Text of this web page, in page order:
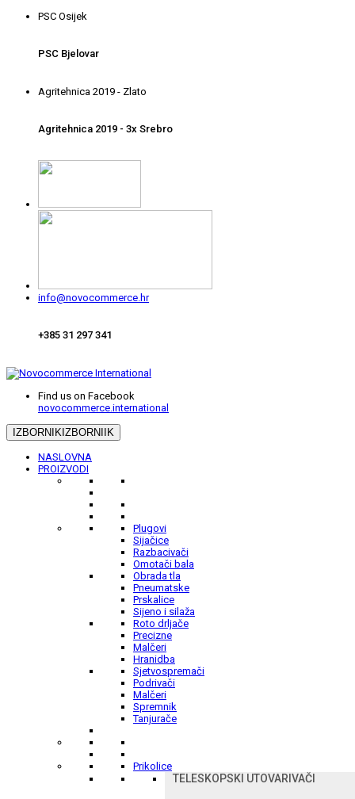
PSC Osijek
PSC Bjelovar
Agritehnica 2019 - Zlato
Agritehnica 2019 - 3x Srebro
info@novocommerce.hr
+385 31 297 341
Find us on Facebook
novocommerce.international
IZBORNIKIZBORNIIK
NASLOVNA
PROIZVODI
Plugovi
Sijačice
Razbacivači
Omotači bala
Obrada tla
Pneumatske
Prskalice
Sijeno i silaža
Roto drljače
Precizne
Malčeri
Hranidba
Sjetvospremači
Podrivači
Malčeri
Spremnik
Tanjurače
Prikolice
TELESKOPSKI UTOVARIVAČI